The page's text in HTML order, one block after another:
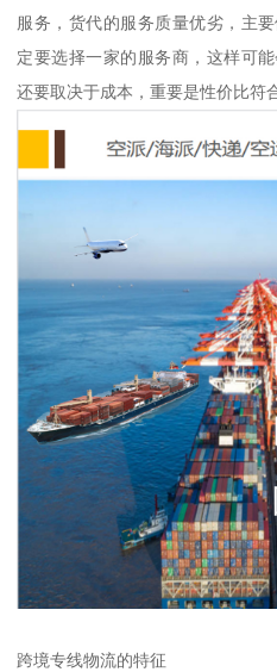
服务，货代的服务质量优劣，主
定要选择一家的服务商，这样可
还要取决于成本，重要是性价比符
跨境专线物流的特征